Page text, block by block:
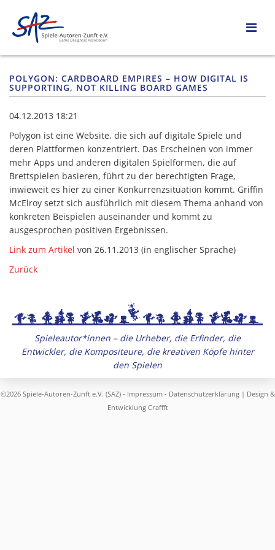
POLYGON: CARDBOARD EMPIRES – HOW DIGITAL IS
SUPPORTING, NOT KILLING BOARD GAMES
04.12.2013 18:21
Polygon ist eine Website, die sich auf digitale Spiele und
deren Plattformen konzentriert. Das Erscheinen von immer
mehr Apps und anderen digitalen Spielformen, die auf
Brettspielen basieren, führt zu der berechtigten Frage,
inwieweit es hier zu einer Konkurrenzsituation kommt. Griffin
McElroy setzt sich ausführlich mit diesem Thema anhand von
konkreten Beispielen auseinander und kommt zu
ausgesprochen positiven Ergebnissen.
Link zum Artikel von 26.11.2013 (in englischer Sprache)
Zurück
Spieleautor*innen – die Urheber, die Erfinder, die
Entwickler, die Kompositeure, die kreativen Köpfe hinter
den Spielen
©2026 Spiele-Autoren-Zunft e.V. (SAZ) - Impressum- Datenschutzerklärung| Design &
Entwicklung Craffft